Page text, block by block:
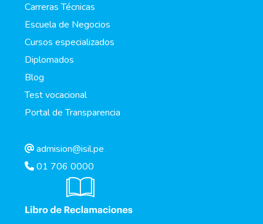
Carreras Técnicas
Escuela de Negocios
Cursos especializados
Diplomados
Blog
Test vocacional
Portal de Transparencia
admision@isil.pe
01 706 0000